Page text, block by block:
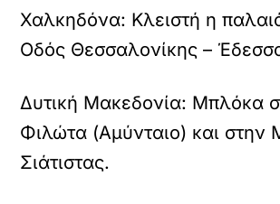
Χαλκηδόνα: Κλειστή η
Οδός Θεσσαλονίκης –
Δυτική Μακεδονία: Μπλόκα
Φιλώτα (Αμύνταιο) και στην
Σιάτιστας.